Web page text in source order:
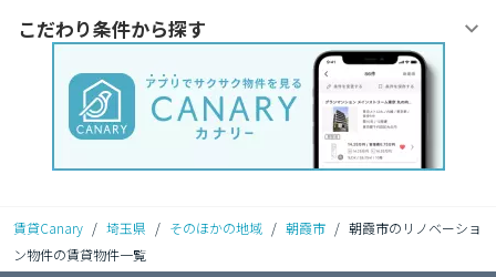
こだわり条件から探す
賃貸Canary / 埼玉県 / そのほかの地域 / 朝霞市 / 朝霞市のリノベーショ
ン物件の賃貸物件一覧